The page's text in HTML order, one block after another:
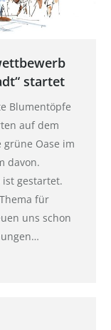
startet
Blumentöpfe
auf dem
grüne Oase im
davon.
gestartet.
für
uns schon